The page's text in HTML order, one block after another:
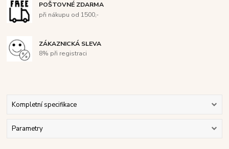
POŠTOVNÉ ZDARMA
při nákupu od 1500,-
ZÁKAZNICKÁ SLEVA
8% při registraci
Kompletní specifikace
Parametry